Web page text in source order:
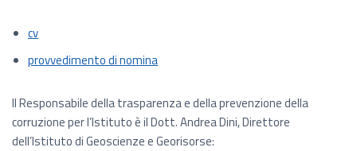
cv
provvedimento di nomina
Il Responsabile della trasparenza e della prevenzione della
corruzione per l’Istituto è il Dott. Andrea Dini, Direttore
dell’Istituto di Geoscienze e Georisorse: